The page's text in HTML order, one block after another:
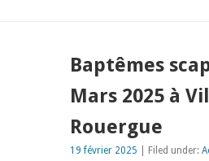
Baptêmes
Mars 2025 à
Rouergue
19 février 2025 | Filed under: